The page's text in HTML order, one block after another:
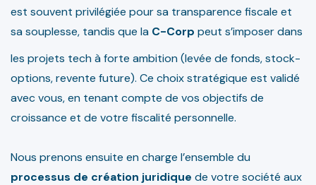
est souvent privilégiée pour sa transparence fiscale et
sa souplesse, tandis que la C-Corp peut s’imposer dans
les projets tech à forte ambition (levée de fonds, stock-
options, revente future). Ce choix stratégique est validé
avec vous, en tenant compte de vos objectifs de
croissance et de votre fiscalité personnelle.
Nous prenons ensuite en charge l’ensemble du
processus de création juridique de votre société aux